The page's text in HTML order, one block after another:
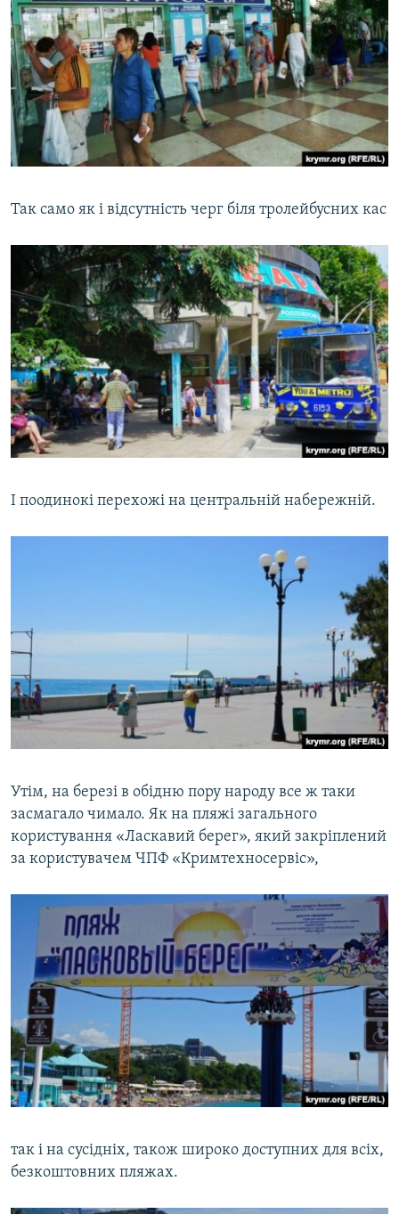
Так само як і відсутність черг біля тролейбусних кас
І поодинокі перехожі на центральній набережній.
Утім, на березі в обідню пору народу все ж таки
засмагало чимало. Як на пляжі загального
користування «Ласкавий берег», який закріплений
за користувачем ЧПФ «Кримтехносервіс»,
так і на сусідніх, також широко доступних для всіх,
безкоштовних пляжах.